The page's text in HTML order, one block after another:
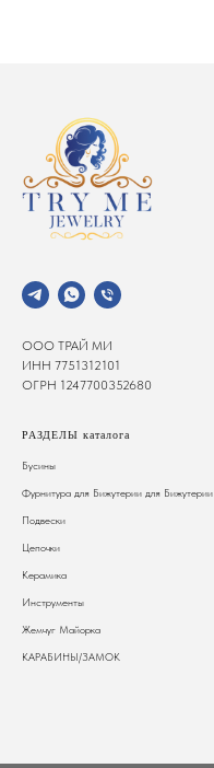
ООО ТРАЙ МИ
ИНН 7751312101
ОГРН 1247700352680
РАЗДЕЛЫ каталога
Бусины
Фурнитура для Бижутерии для Бижутерии
Подвески
Цепочки
Керамика
Инструменты
Жемчуг Майорка
КАРАБИНЫ/ЗАМОК